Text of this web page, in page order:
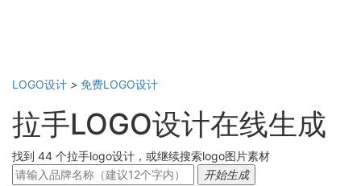
LOGO设计 > 免费LOGO设计
拉手LOGO设计在线生成
找到 44 个拉手logo设计，或继续搜索logo图片素材
开始生成